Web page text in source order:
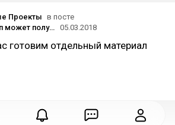
Проекты в посте
Откуда стартап может получить инвестиции? 05.03.2018
готовим отдельный материал